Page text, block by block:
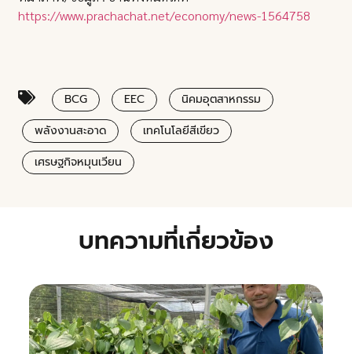
https://www.prachachat.net/economy/news-1564758
BCG EEC
นิคมอุตสาหกรรม
พลังงานสะอาด
เทคโนโลยีสีเขียว
เศรษฐกิจหมุนเวียน
บทความที่เกี่ยวข้อง